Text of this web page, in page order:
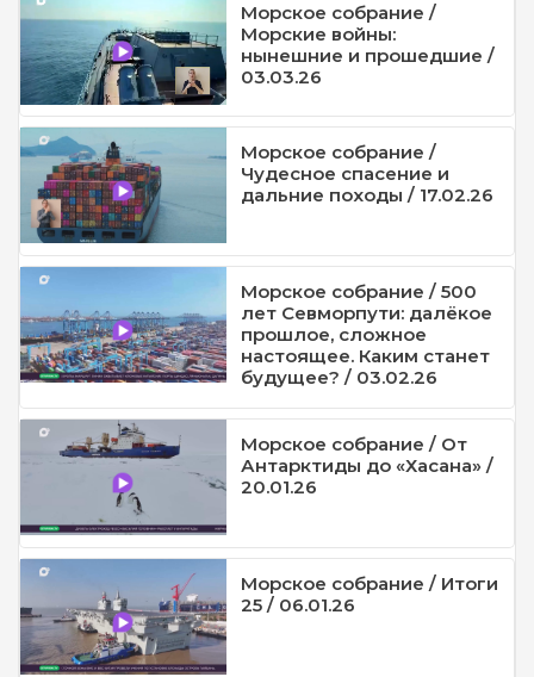
Морское собрание /
Морские войны:
нынешние и прошедшие /
03.03.26
Морское собрание /
Чудесное спасение и
дальние походы / 17.02.26
Морское собрание / 500
лет Севморпути: далёкое
прошлое, сложное
настоящее. Каким станет
будущее? / 03.02.26
Морское собрание / От
Антарктиды до «Хасана» /
20.01.26
Морское собрание / Итоги
25 / 06.01.26